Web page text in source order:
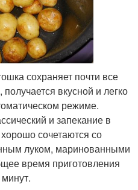
сохраняет почти все
вкусной и легко
режиме.
и запекание в
сочетаются со
луком, маринованными
время приготовления